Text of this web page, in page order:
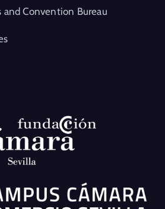
and Convention Bureau